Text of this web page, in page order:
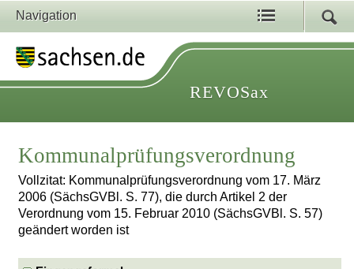
Navigation
REVOSax
Kommunalprüfungsverordnung
Vollzitat: Kommunalprüfungsverordnung vom 17. März
2006 (SächsGVBl. S. 77), die durch Artikel 2 der
Verordnung vom 15. Februar 2010 (SächsGVBl. S. 57)
geändert worden ist